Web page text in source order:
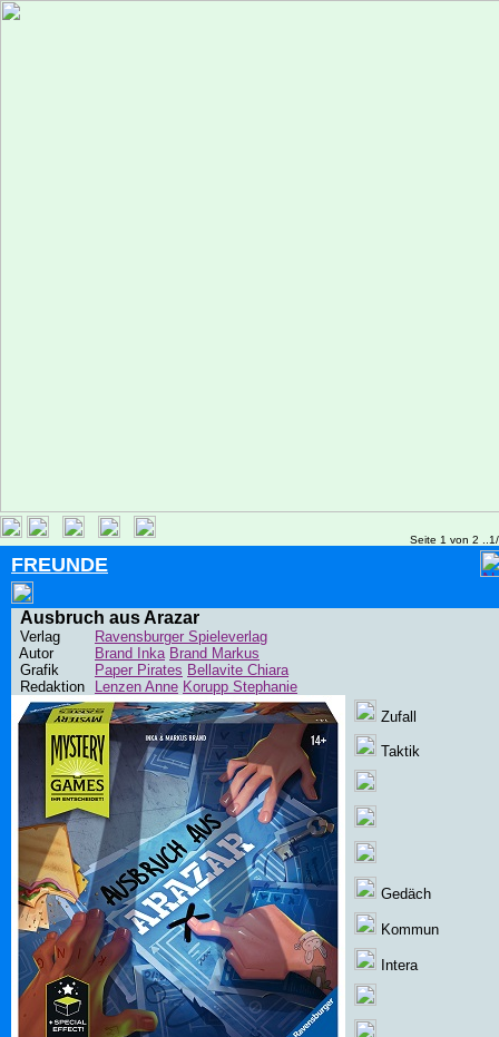
Seite 1 von 2
FREUNDE
Ausbruch aus Arazar
Verlag
Ravensburger Spieleverlag
Autor
Brand Inka Brand Markus
Grafik
Paper Pirates Bellavite Chiara
Redaktion
Lenzen Anne Korupp Stephanie
Zufall
Taktik
Gedäch
Kommun
Intera